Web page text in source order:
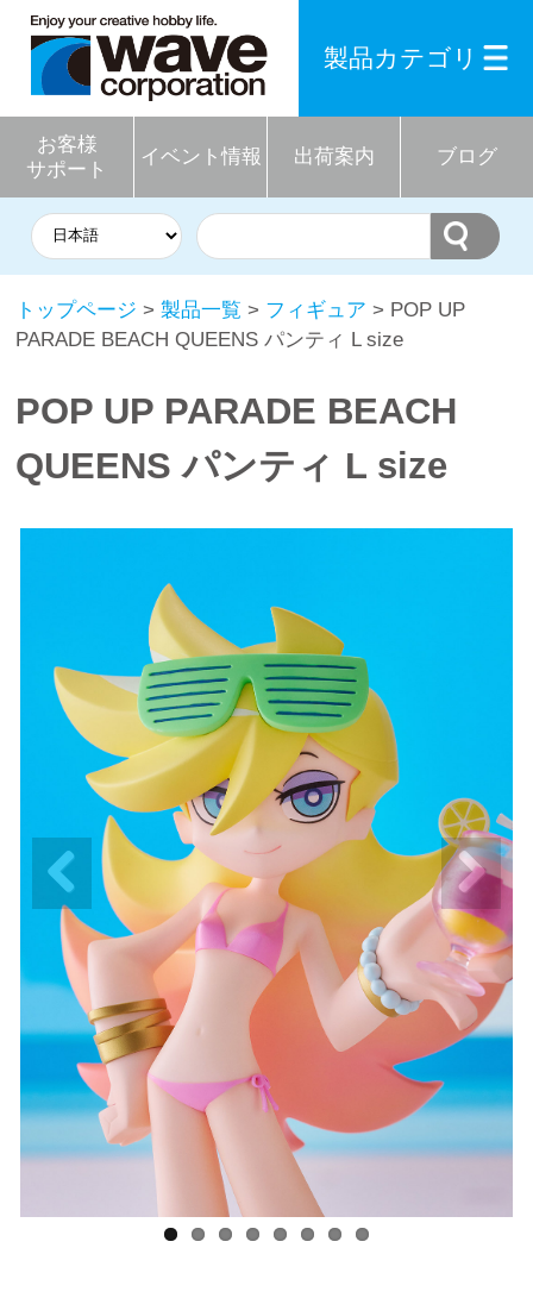
お客様
サポート
イベント情報 出荷案内 ブログ
製品カテゴリ
トップページ > 製品一覧 > フィギュア > POP UP
PARADE BEACH QUEENS パンティ L size
POP UP PARADE BEACH
QUEENS パンティ L size